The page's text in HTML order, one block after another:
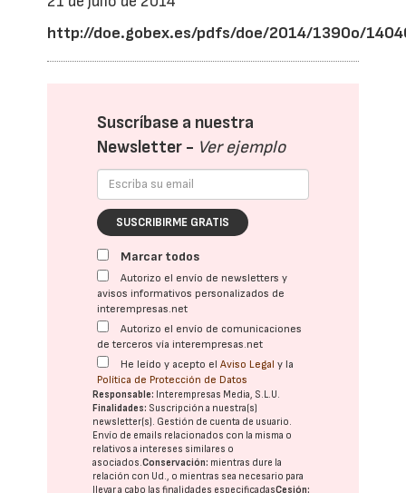
http://doe.gobex.es/pdfs/doe/2014/1390o/
Suscríbase a nuestra
Newsletter - Ver ejemplo
SUSCRIBIRME GRATIS
Marcar todos
Autorizo el envío de newsletters y
avisos informativos personalizados de
interempresas.net
Autorizo el envío de comunicaciones
de terceros vía interempresas.net
He leído y acepto elAviso Legal y la
Política de Protección de Datos
Responsable: Interempresas Media, S.L.U.
Finalidades: Suscripción a nuestra(s)
newsletter(s). Gestión de cuenta de usuario.
Envío de emails relacionados con la misma o
relativos a intereses similares o
asociados.Conservación: mientras dure la
relación con Ud., o mientras sea necesario para
llevar a cabo las finalidades especificadasCesión: